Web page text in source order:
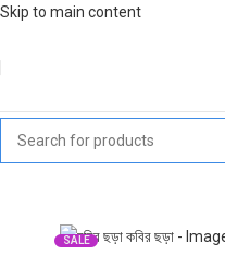
Skip to main content
SALE